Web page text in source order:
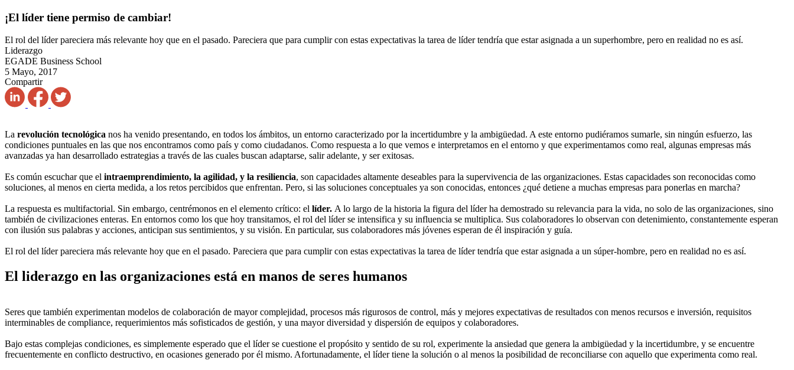
¡El líder tiene permiso de cambiar!
El rol del líder pareciera más relevante hoy que en el pasado. Pareciera que para cumplir con estas expectativas la tarea de líder tendría que estar asignada a un superhombre, pero en realidad no es así.
Liderazgo
EGADE Business School
5 Mayo, 2017
Compartir
La revolución tecnológica nos ha venido presentando, en todos los ámbitos, un entorno caracterizado por la incertidumbre y la ambigüedad. A este entorno pudiéramos sumarle, sin ningún esfuerzo, las
condiciones puntuales en las que nos encontramos como país y como ciudadanos. Como respuesta a lo que vemos e interpretamos en el entorno y que experimentamos como real, algunas empresas más
avanzadas ya han desarrollado estrategias a través de las cuales buscan adaptarse, salir adelante, y ser exitosas.
Es común escuchar que el intraemprendimiento, la agilidad, y la resiliencia, son capacidades altamente deseables para la supervivencia de las organizaciones. Estas capacidades son reconocidas como
soluciones, al menos en cierta medida, a los retos percibidos que enfrentan. Pero, si las soluciones conceptuales ya son conocidas, entonces ¿qué detiene a muchas empresas para ponerlas en marcha?
La respuesta es multifactorial. Sin embargo, centrémonos en el elemento crítico: el líder. A lo largo de la historia la figura del líder ha demostrado su relevancia para la vida, no solo de las organizaciones, sino
también de civilizaciones enteras. En entornos como los que hoy transitamos, el rol del líder se intensifica y su influencia se multiplica. Sus colaboradores lo observan con detenimiento, constantemente esperan
con ilusión sus palabras y acciones, anticipan sus sentimientos, y su visión. En particular, sus colaboradores más jóvenes esperan de él inspiración y guía.
El rol del líder pareciera más relevante hoy que en el pasado. Pareciera que para cumplir con estas expectativas la tarea de líder tendría que estar asignada a un súper-hombre, pero en realidad no es así.
El liderazgo en las organizaciones está en manos de seres humanos
Seres que también experimentan modelos de colaboración de mayor complejidad, procesos más rigurosos de control, más y mejores expectativas de resultados con menos recursos e inversión, requisitos
interminables de compliance, requerimientos más sofisticados de gestión, y una mayor diversidad y dispersión de equipos y colaboradores.
Bajo estas complejas condiciones, es simplemente esperado que el líder se cuestione el propósito y sentido de su rol, experimente la ansiedad que genera la ambigüedad y la incertidumbre, y se encuentre
frecuentemente en conflicto destructivo, en ocasiones generado por él mismo. Afortunadamente, el líder tiene la solución o al menos la posibilidad de reconciliarse con aquello que experimenta como real.